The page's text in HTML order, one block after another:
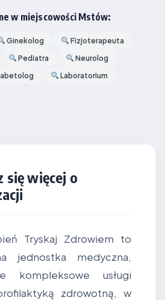
w miejscowości Mstów:
Ginekolog
Fizjoterapeuta
Pediatra
Neurolog
Laboratorium
się więcej o
Tryskaj Zdrowiem to
jednostka medyczna,
kompleksowe usługi
zdrowotną, w